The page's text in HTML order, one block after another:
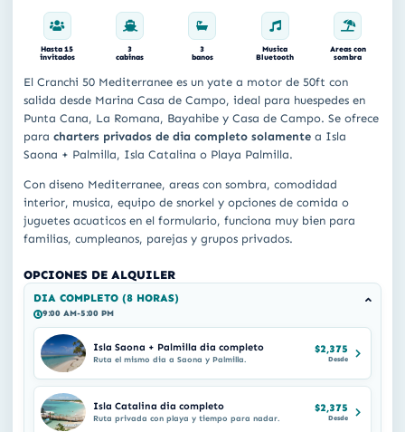
Hasta 15
invitados
3
cabinas
3
banos
Musica
Bluetooth
Areas con
sombra
El Cranchi 50 Mediterranee es un yate a motor de 50ft con
salida desde Marina Casa de Campo, ideal para huespedes en
Punta Cana, La Romana, Bayahibe y Casa de Campo. Se ofrece
para charters privados de dia completo solamente a Isla
Saona + Palmilla, Isla Catalina o Playa Palmilla.
Con diseno Mediterranee, areas con sombra, comodidad
interior, musica, equipo de snorkel y opciones de comida o
juguetes acuaticos en el formulario, funciona muy bien para
familias, cumpleanos, parejas y grupos privados.
OPCIONES DE ALQUILER
DIA COMPLETO (8 HORAS)
9:00 AM-5:00 PM
Isla Saona + Palmilla dia completo
Ruta el mismo dia a Saona y Palmilla.
$2,375
Desde
Isla Catalina dia completo
Ruta privada con playa y tiempo para nadar.
$2,375
Desde